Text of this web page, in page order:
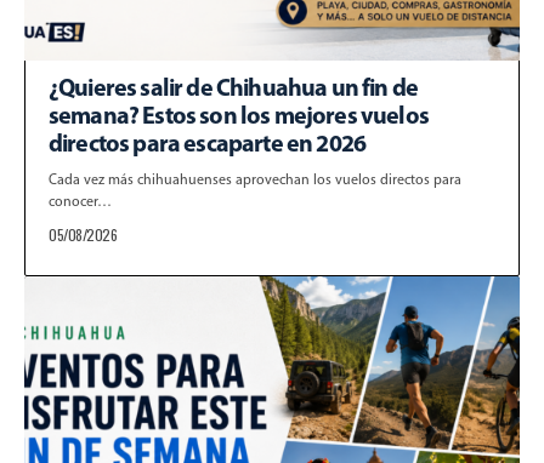
¿Quieres salir de Chihuahua un fin de
semana? Estos son los mejores vuelos
directos para escaparte en 2026
Cada vez más chihuahuenses aprovechan los vuelos directos para
conocer…
05/08/2026